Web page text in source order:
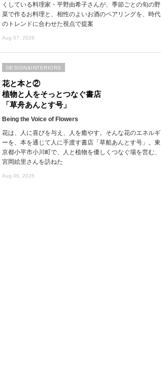
くしている料理家・平野由希子さんが、季節ごとの旬の野
菜で作るお料理と、相性のよいお酒のペアリングを、時代
のトレンドに合わせた視点で提案
Aug 07, 2026
花と本と②
植物と人をそっとつなぐ書店
「草舟あんとす号」
Being the Voice of Flowers
花は、人に喜びを与え、人を癒やす。そんな花のエネルギ
ーを、本を通じて人に手渡す書店「草船あんとす号」。東
京都小平市小川町で、人と植物を優しくつなぐ場を営む、
宮岡絵里さんを訪ねた
Aug 06, 2026
DESIGN&INTERIORS